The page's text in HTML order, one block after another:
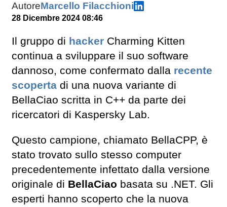
AutoreMarcello Filacchioni
28 Dicembre 2024 08:46
Il gruppo di hacker Charming Kitten
continua a sviluppare il suo software
dannoso, come confermato dalla recente
scoperta di una nuova variante di
BellaCiao scritta in C++ da parte dei
ricercatori di Kaspersky Lab.
Questo campione, chiamato BellaCPP, è
stato trovato sullo stesso computer
precedentemente infettato dalla versione
originale di BellaCiao basata su .NET. Gli
esperti hanno scoperto che la nuova